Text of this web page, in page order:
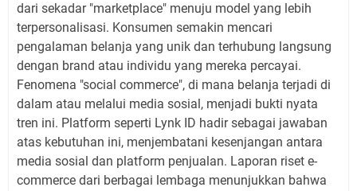
dari sekadar "marketplace" menuju model yang lebih
terpersonalisasi. Konsumen semakin mencari
pengalaman belanja yang unik dan terhubung langsung
dengan brand atau individu yang mereka percayai.
Fenomena "social commerce", di mana belanja terjadi di
dalam atau melalui media sosial, menjadi bukti nyata
tren ini. Platform seperti Lynk ID hadir sebagai jawaban
atas kebutuhan ini, menjembatani kesenjangan antara
media sosial dan platform penjualan. Laporan riset e-
commerce dari berbagai lembaga menunjukkan bahwa